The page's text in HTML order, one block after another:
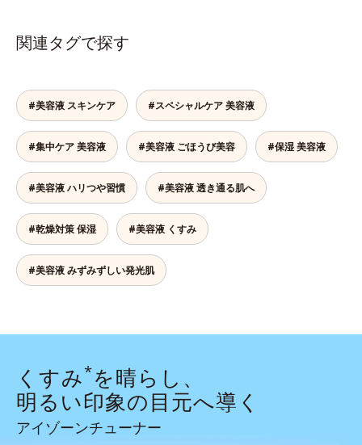
関連タグで探す
#美容液 スキンケア #スペシャルケア 美容液
#集中ケア 美容液 #美容液 ごほうび美容 #保湿 美容液
#美容液 ハリつや習慣 #美容液 透き通る肌へ
#乾燥対策 保湿 #美容液 くすみ
#美容液 みずみずしい発光肌
くすみ*を晴らし、
明るい印象の目元へ導く
アイゾーンチューナー